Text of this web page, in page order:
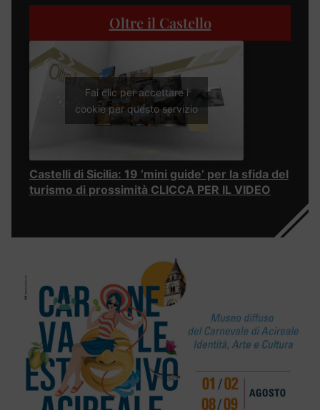
Oltre il Castello
Fai clic per accettare i
cookie per questo servizio
Castelli di Sicilia: 19 ‘mini guide’ per la sfida del
turismo di prossimità CLICCA PER IL VIDEO